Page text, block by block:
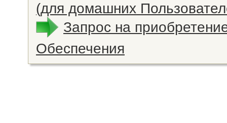
(для домашних
Запрос на
Обеспечения